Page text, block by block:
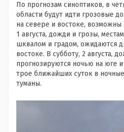
По прогнозам синоптиков, в
области будут идти грозовые
на севере и востоке, возможны
1 августа, дожди и грозы,
шквалом и градом, ожидаются
востоке. В субботу, 2 августа,
прогнозируются ночью на юге
трое ближайших суток в
туманы.